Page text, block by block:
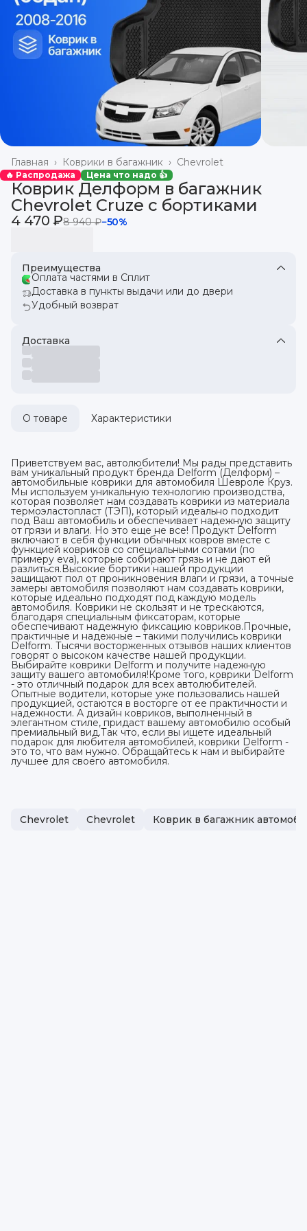
Chevrolet
Коврики в багажник ›
Главная ›
🔥 Распродажа Цена что надо 👍
Коврик Делформ в багажник
Chevrolet Cruze с бортиками
4 470 ₽8 940 ₽−50%
Преимущества
Оплата частями в Сплит
Доставка в пункты выдачи или до двери
Удобный возврат
Доставка
О товаре Характеристики
Приветствуем вас, автолюбители! Мы рады представить
вам уникальный продукт бренда Delform (Делформ) –
автомобильные коврики для автомобиля Шевроле Круз.
Мы используем уникальную технологию производства,
которая позволяет нам создавать коврики из материала
термоэластопласт (ТЭП), который идеально подходит
под Ваш автомобиль и обеспечивает надежную защиту
от грязи и влаги. Но это еще не все! Продукт Delform
включают в себя функции обычных ковров вместе с
функцией ковриков со специальными сотами (по
примеру eva), которые собирают грязь и не дают ей
разлиться.Высокие бортики нашей продукции
защищают пол от проникновения влаги и грязи, а точные
замеры автомобиля позволяют нам создавать коврики,
которые идеально подходят под каждую модель
автомобиля. Коврики не скользят и не трескаются,
благодаря специальным фиксаторам, которые
обеспечивают надежную фиксацию ковриков.Прочные,
практичные и надежные – такими получились коврики
Delform. Тысячи восторженных отзывов наших клиентов
говорят о высоком качестве нашей продукции.
Выбирайте коврики Delform и получите надежную
защиту вашего автомобиля!Кроме того, коврики Delform
- это отличный подарок для всех автолюбителей.
Опытные водители, которые уже пользовались нашей
продукцией, остаются в восторге от ее практичности и
надежности. А дизайн ковриков, выполненный в
элегантном стиле, придаст вашему автомобилю особый
премиальный вид.Так что, если вы ищете идеальный
подарок для любителя автомобилей, коврики Delform -
это то, что вам нужно. Обращайтесь к нам и выбирайте
лучшее для своего автомобиля.
Chevrolet Chevrolet